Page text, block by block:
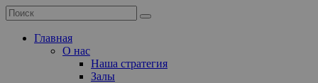
Главная
О нас
Наша стратегия
Залы